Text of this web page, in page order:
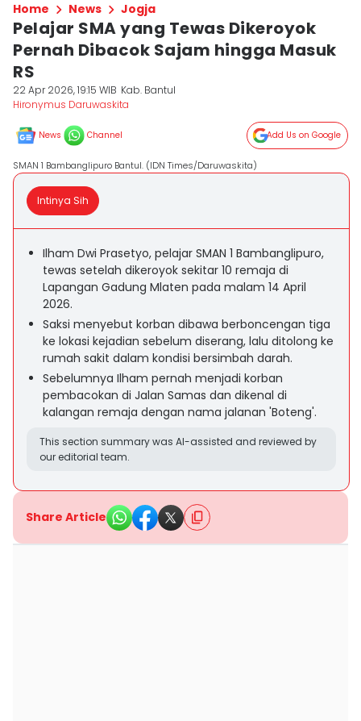
Home News Jogja
Pelajar SMA yang Tewas Dikeroyok
Pernah Dibacok Sajam hingga Masuk
RS
22 Apr 2026, 19:15 WIB Kab. Bantul
Hironymus Daruwaskita
News Channel Add Us on Google
SMAN 1 Bambanglipuro Bantul. (IDN Times/Daruwaskita)
Intinya Sih
Ilham Dwi Prasetyo, pelajar SMAN 1 Bambanglipuro,
tewas setelah dikeroyok sekitar 10 remaja di
Lapangan Gadung Mlaten pada malam 14 April
2026.
Saksi menyebut korban dibawa berboncengan tiga
ke lokasi kejadian sebelum diserang, lalu ditolong ke
rumah sakit dalam kondisi bersimbah darah.
Sebelumnya Ilham pernah menjadi korban
pembacokan di Jalan Samas dan dikenal di
kalangan remaja dengan nama jalanan 'Boteng'.
This section summary was AI-assisted and reviewed by
our editorial team.
Share Article